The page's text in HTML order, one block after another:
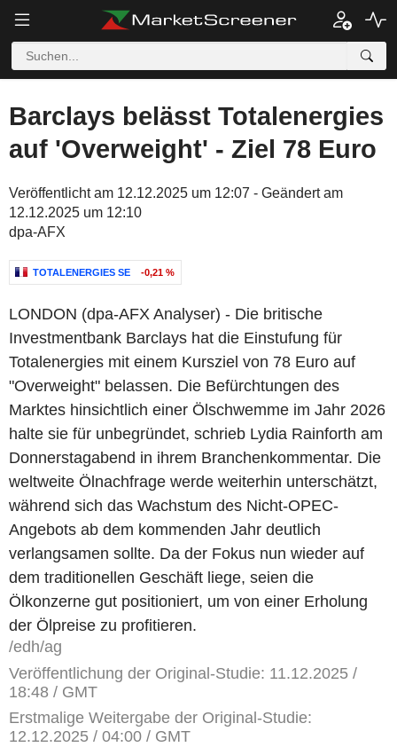
Barclays belässt Totalenergies
auf 'Overweight' - Ziel 78 Euro
Veröffentlicht am 12.12.2025 um 12:07 - Geändert am
12.12.2025 um 12:10
dpa-AFX
TOTALENERGIES SE -0,21 %
LONDON (dpa-AFX Analyser) - Die britische
Investmentbank Barclays hat die Einstufung für
Totalenergies mit einem Kursziel von 78 Euro auf
"Overweight" belassen. Die Befürchtungen des
Marktes hinsichtlich einer Ölschwemme im Jahr 2026
halte sie für unbegründet, schrieb Lydia Rainforth am
Donnerstagabend in ihrem Branchenkommentar. Die
weltweite Ölnachfrage werde weiterhin unterschätzt,
während sich das Wachstum des Nicht-OPEC-
Angebots ab dem kommenden Jahr deutlich
verlangsamen sollte. Da der Fokus nun wieder auf
dem traditionellen Geschäft liege, seien die
Ölkonzerne gut positioniert, um von einer Erholung
der Ölpreise zu profitieren.
/edh/ag
Veröffentlichung der Original-Studie: 11.12.2025 /
18:48 / GMT
Erstmalige Weitergabe der Original-Studie:
12.12.2025 / 04:00 / GMT